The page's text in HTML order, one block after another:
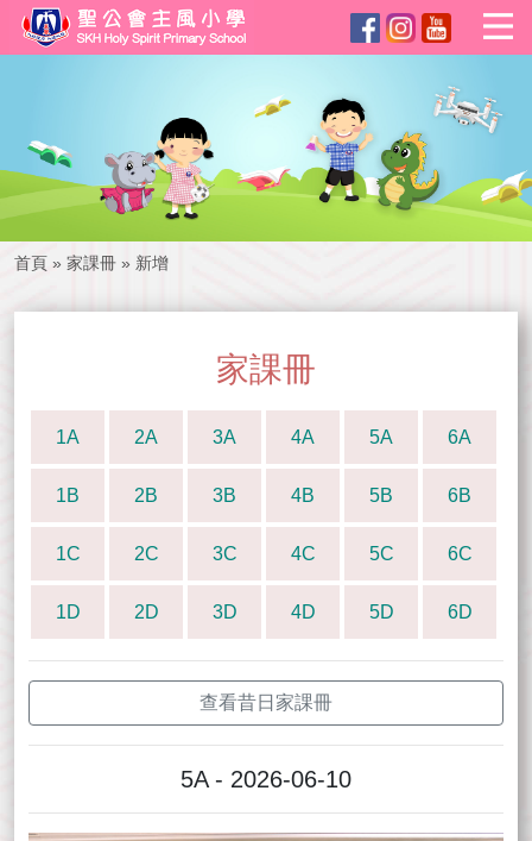
首頁 » 家課冊 » 新增
家課冊
1A 2A 3A 4A 5A 6A
1B 2B 3B 4B 5B 6B
1C 2C 3C 4C 5C 6C
1D 2D 3D 4D 5D 6D
查看昔日家課冊
5A - 2026-06-10